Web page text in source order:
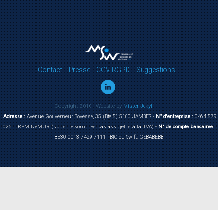
Contact Presse CGV-RGPD Suggestions
Copyright 2016 - Website byMister Jekyll
Adresse :Avenue Gouverneur Bovesse, 35 (Bte 5) 5100 JAMBES -N° d'entreprise :0464 579
025 – RPM NAMUR (Nous ne sommes pas assujettis à la TVA) -N° de compte bancairee :
BE30 0013 7429 7111 - BIC ou Swift: GEBABEBB